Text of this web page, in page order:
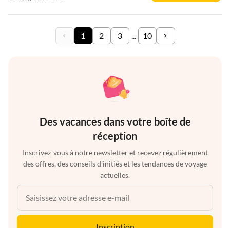
1 2 3 ... 10
Des vacances dans votre boîte de
réception
Inscrivez-vous à notre newsletter et recevez régulièrement
des offres, des conseils d'initiés et les tendances de voyage
actuelles.